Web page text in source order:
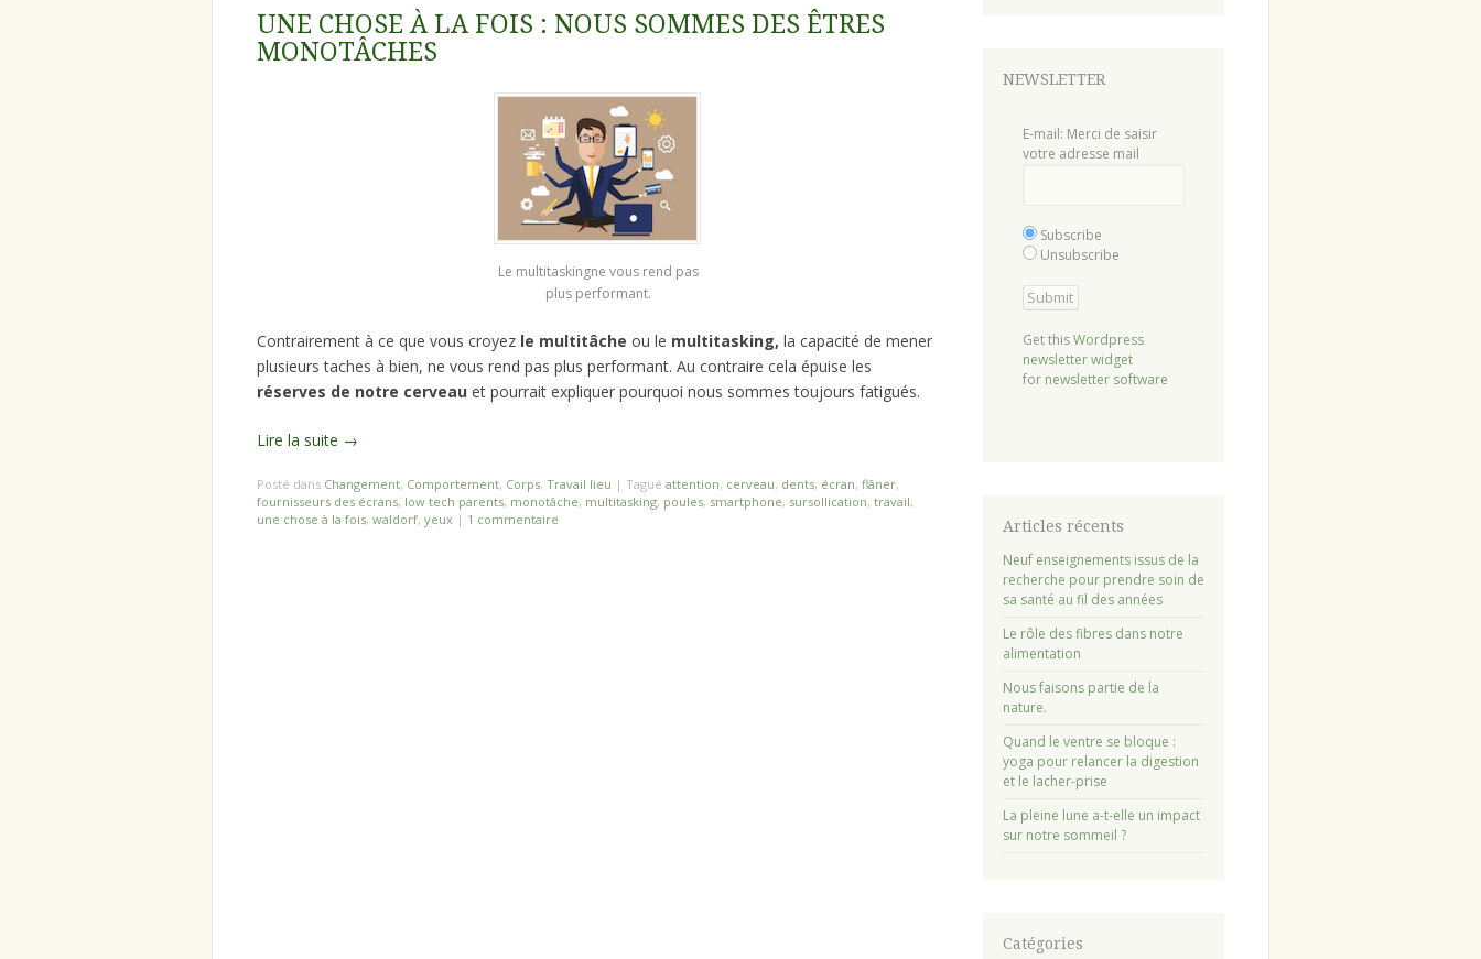
UNE CHOSE À LA FOIS : NOUS SOMMES DES ÊTRES
MONOTÂCHES
Le multitaskingne vous rend pas
plus performant.
Contrairement à ce que vous croyez le multitâche ou le multitasking, la capacité de mener
plusieurs taches à bien, ne vous rend pas plus performant. Au contraire cela épuise les
réserves de notre cerveau et pourrait expliquer pourquoi nous sommes toujours fatigués.
Lire la suite →
Posté dans Changement, Comportement, Corps, Travail lieu | Tagué attention, cerveau, dents, écran, flâner,
fournisseurs des écrans, low tech parents, monotâche, multitasking, poules, smartphone, sursollication, travail,
une chose à la fois, waldorf, yeux | 1 commentaire
NEWSLETTER
E-mail: Merci de saisir
votre adresse mail
Subscribe
Unsubscribe
Get thisWordpress
newsletter widget
for newsletter software
Articles récents
Neuf enseignements issus de la
recherche pour prendre soin de
sa santé au fil des années
Le rôle des fibres dans notre
alimentation
Nous faisons partie de la
nature.
Quand le ventre se bloque :
yoga pour relancer la digestion
et le lacher-prise
La pleine lune a-t-elle un impact
sur notre sommeil ?
Catégories